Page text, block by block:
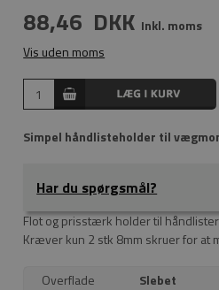
88,46 DKK Inkl. moms
Vis uden moms
Simpel håndlisteholder til
Har du spørgsmål?
Flot og prisstærk holder til håndlister
Kræver kun 2 stk 8mm skruer for at
Overflade
Slebet